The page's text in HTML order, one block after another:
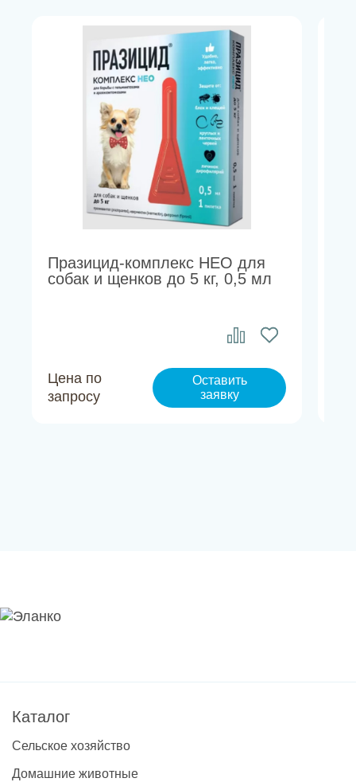
Празицид-комплекс НЕО для
собак и щенков до 5 кг, 0,5 мл
Цена по
запросу
Оставить
заявку
Каталог
Сельское хозяйство
Домашние животные